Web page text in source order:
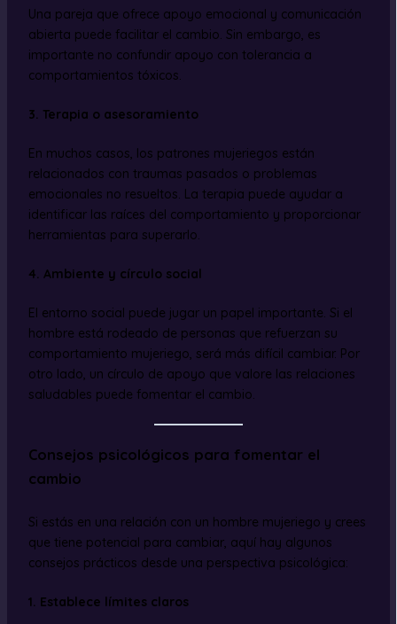
Una pareja que ofrece apoyo emocional y comunicación
abierta puede facilitar el cambio. Sin embargo, es
importante no confundir apoyo con tolerancia a
comportamientos tóxicos.
3. Terapia o asesoramiento
En muchos casos, los patrones mujeriegos están
relacionados con traumas pasados o problemas
emocionales no resueltos. La terapia puede ayudar a
identificar las raíces del comportamiento y proporcionar
herramientas para superarlo.
4. Ambiente y círculo social
El entorno social puede jugar un papel importante. Si el
hombre está rodeado de personas que refuerzan su
comportamiento mujeriego, será más difícil cambiar. Por
otro lado, un círculo de apoyo que valore las relaciones
saludables puede fomentar el cambio.
Consejos psicológicos para fomentar el
cambio
Si estás en una relación con un hombre mujeriego y crees
que tiene potencial para cambiar, aquí hay algunos
consejos prácticos desde una perspectiva psicológica:
1. Establece límites claros